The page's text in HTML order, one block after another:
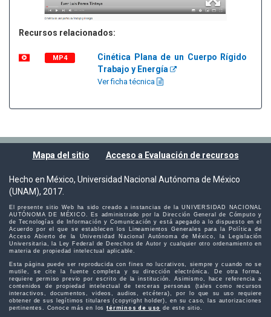
Recursos relacionados:
MP4
Cinética Plana de un Cuerpo Rígido
Trabajo y Energía
Ver ficha técnica
Mapa del sitio Acceso a Evaluación de recursos
Hecho en México, Universidad Nacional Autónoma de México
(UNAM), 2017.
El presente sitio Web ha sido creado a instancias de la UNIVERSIDAD NACIONAL
AUTÓNOMA DE MÉXICO. Es administrado por la Dirección General de Cómputo y
de Tecnologías de Información y Comunicación y está apegado a lo dispuesto en el
Acuerdo por el que se establecen los Lineamientos Generales para la Política de
Acceso Abierto de la Universidad Nacional Autónoma de México, la Legislación
Universitaria, la Ley Federal de Derechos de Autor y cualquier otro ordenamiento en
materia de propiedad intelectual aplicable.
Esta página puede ser reproducida con fines no lucrativos, siempre y cuando no se
mutile, se cite la fuente completa y su dirección electrónica. De otra forma,
requiere permiso previo por escrito de la institución. Asimismo, hace referencia a
contenidos de propiedad intelectual de terceras personas (tales como recursos
interactivos, documentos, videos, audios, etcétera), por lo que su uso requiere
obtener de sus legítimos titulares (copyright holder), en su caso, las autorizaciones
pertinentes. Conoce más en lostérminos de uso de este sitio.